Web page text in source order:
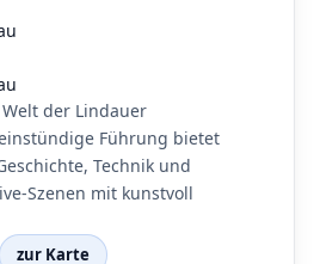
der Lindauer
Führung bietet
Technik und
Szenen mit kunstvoll
zur Karte